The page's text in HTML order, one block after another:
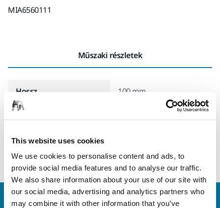
This website uses cookies
We use cookies to personalise content and ads, to
provide social media features and to analyse our traffic.
We also share information about your use of our site with
our social media, advertising and analytics partners who
may combine it with other information that you’ve
MIA6560111
Műszaki részletek
Hossz 100 mm
Vegye fel velünk a kapcsolatot